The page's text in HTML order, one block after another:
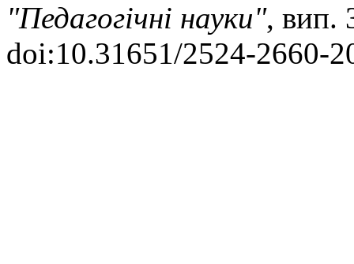
"Педагогічні науки", вип.
doi:10.31651/2524-2660-